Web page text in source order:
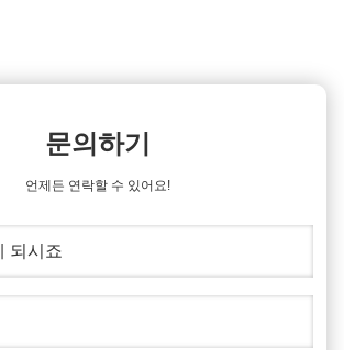
문의하기
언제든 연락할 수 있어요!